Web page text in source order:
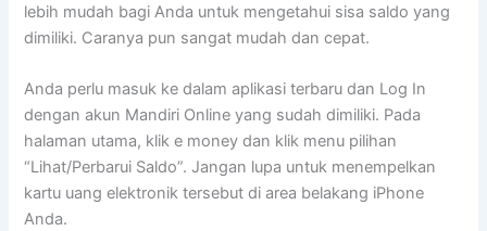
lebih mudah bagi Anda untuk mengetahui sisa saldo yang
dimiliki. Caranya pun sangat mudah dan cepat.
Anda perlu masuk ke dalam aplikasi terbaru dan Log In
dengan akun Mandiri Online yang sudah dimiliki. Pada
halaman utama, klik e money dan klik menu pilihan
“Lihat/Perbarui Saldo”. Jangan lupa untuk menempelkan
kartu uang elektronik tersebut di area belakang iPhone
Anda.